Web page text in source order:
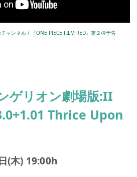
ャンネル /
『ONE PIECE FILM RED』第２弾予告
ゲリオン劇場版:II
Thrice Upon
(木) 19:00h